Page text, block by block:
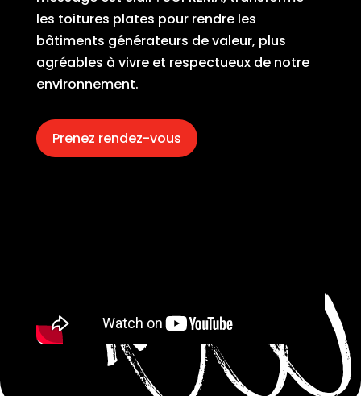
les toitures plates pour rendre les
bâtiments générateurs de valeur, plus
agréables à vivre et respectueux de notre
environnement.
Prenez rendez-vous